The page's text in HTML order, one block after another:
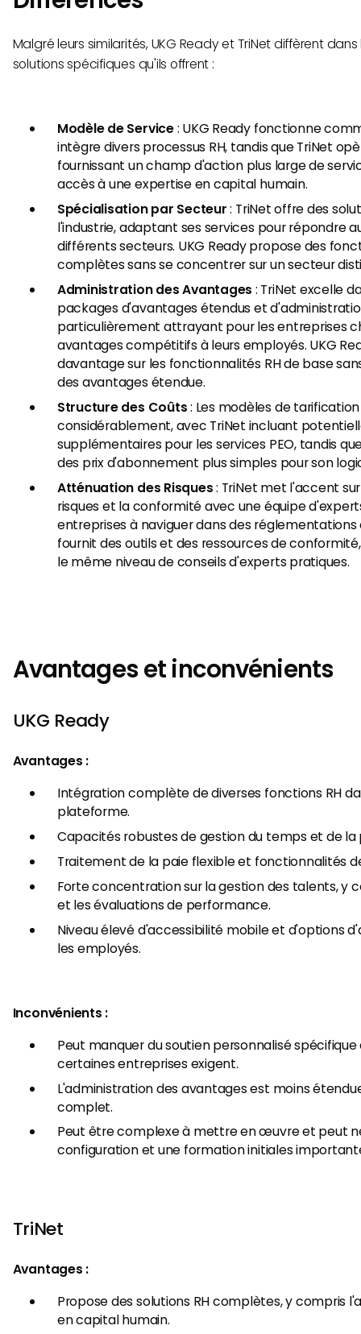
Malgré leurs similarités, UKG Ready et TriNet diffèrent
solutions spécifiques qu'ils offrent :
Modèle de Service: UKG Ready fonctionne
intègre divers processus RH, tandis que TriNet
fournissant un champ d'action plus large de
accès à une expertise en capital humain.
Spécialisation par Secteur: TriNet offre des
l'industrie, adaptant ses services pour répondre
différents secteurs. UKG Ready propose des
complètes sans se concentrer sur un secteur
Administration des Avantages : TriNet excelle
packages d'avantages étendus et
particulièrement attrayant pour les entreprises
avantages compétitifs à leurs employés. UKG
davantage sur les fonctionnalités RH de base
des avantages étendue.
Structure des Coûts: Les modèles de
considérablement, avec TriNet incluant
supplémentaires pour les services PEO, tandis
des prix d'abonnement plus simples pour son
Atténuation des Risques: TriNet met l'accent
risques et la conformité avec une équipe
entreprises à naviguer dans des réglementations
fournit des outils et des ressources de
le même niveau de conseils d'experts pratiques.
Avantages et inconvénients
UKG Ready
Avantages :
Intégration complète de diverses fonctions RH
plateforme.
Capacités robustes de gestion du temps et de la
Traitement de la paie flexible et fonctionnalités
Forte concentration sur la gestion des talents, y
et les évaluations de performance.
Niveau élevé d'accessibilité mobile et d'options
les employés.
Inconvénients :
Peut manquer du soutien personnalisé
certaines entreprises exigent.
L'administration des avantages est moins
complet.
Peut être complexe à mettre en œuvre et peut
configuration et une formation initiales
TriNet
Avantages :
Propose des solutions RH complètes, y compris
en capital humain.